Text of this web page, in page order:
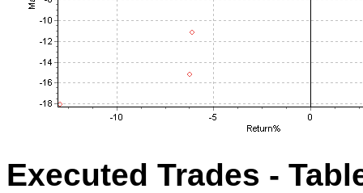
Executed Trades -